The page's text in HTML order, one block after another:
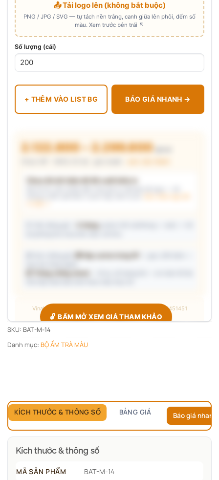
📤 Tải logo lên (không bắt buộc)
PNG / JPG / SVG — tự tách nền trắng, canh giữa lên phôi, đếm số
màu. Xem trước bên trái ↖
Số lượng (cái)
+ THÊM VÀO LIST BG BÁO GIÁ NHANH →
2.122.800 – 2.299.800
🔓 BẤM MỞ XEM GIÁ THAM KHẢO
Giá đang ẩn — xác nhận bạn thuộc nhóm nào để hiện đúng
Vinaly · Công xưởng quà tặng B2B · Hotline/Zalo 0705451451
SKU: BAT-M-14
Danh mục: BỘ ẤM TRÀ MÀU
KÍCH THƯỚC & THÔNG SỐ BẢNG GIÁ Báo giá
Kích thước & thông số
MÃ SẢN PHẨM BAT-M-14